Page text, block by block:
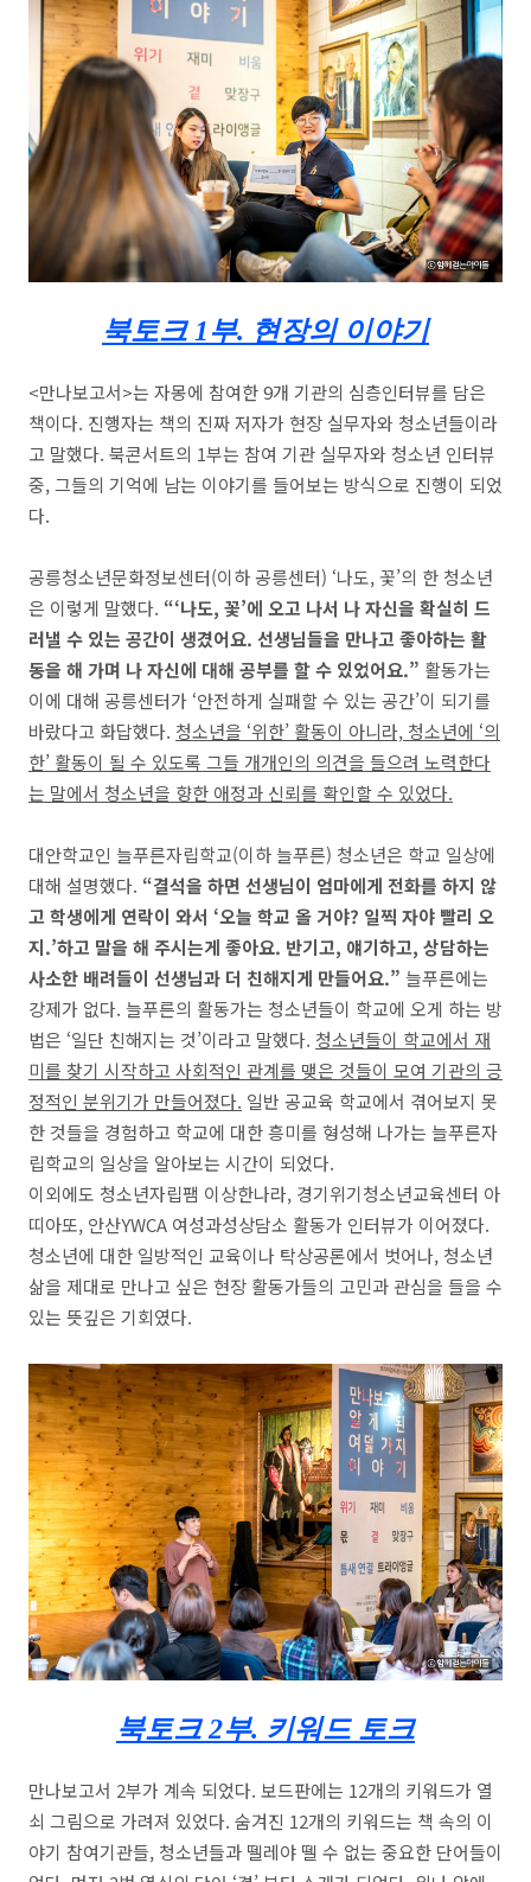
북토크 1부. 현장의 이야기
<만나보고서>는 자몽에 참여한 9개 기관의 심층인터뷰를 담은
책이다. 진행자는 책의 진짜 저자가 현장 실무자와 청소년들이라
고 말했다. 북콘서트의 1부는 참여 기관 실무자와 청소년 인터뷰
중, 그들의 기억에 남는 이야기를 들어보는 방식으로 진행이 되었
다.
공릉청소년문화정보센터(이하 공릉센터) ‘나도, 꽃’의 한 청소년
은 이렇게 말했다. “‘나도, 꽃’에 오고 나서 나 자신을 확실히 드
러낼 수 있는 공간이 생겼어요. 선생님들을 만나고 좋아하는 활
동을 해 가며 나 자신에 대해 공부를 할 수 있었어요.” 활동가는
이에 대해 공릉센터가 ‘안전하게 실패할 수 있는 공간’이 되기를
바랐다고 화답했다. 청소년을 ‘위한’ 활동이 아니라, 청소년에 ‘의
한’ 활동이 될 수 있도록 그들 개개인의 의견을 들으려 노력한다
는 말에서 청소년을 향한 애정과 신뢰를 확인할 수 있었다.
대안학교인 늘푸른자립학교(이하 늘푸른) 청소년은 학교 일상에
대해 설명했다. “결석을 하면 선생님이 엄마에게 전화를 하지 않
고 학생에게 연락이 와서 ‘오늘 학교 올 거야? 일찍 자야 빨리 오
지.’하고 말을 해 주시는게 좋아요. 반기고, 얘기하고, 상담하는
사소한 배려들이 선생님과 더 친해지게 만들어요.” 늘푸른에는
강제가 없다. 늘푸른의 활동가는 청소년들이 학교에 오게 하는 방
법은 ‘일단 친해지는 것’이라고 말했다. 청소년들이 학교에서 재
미를 찾기 시작하고 사회적인 관계를 맺은 것들이 모여 기관의 긍
정적인 분위기가 만들어졌다. 일반 공교육 학교에서 겪어보지 못
한 것들을 경험하고 학교에 대한 흥미를 형성해 나가는 늘푸른자
립학교의 일상을 알아보는 시간이 되었다.
이외에도 청소년자립팸 이상한나라, 경기위기청소년교육센터 아
띠아또, 안산YWCA 여성과성상담소 활동가 인터뷰가 이어졌다.
청소년에 대한 일방적인 교육이나 탁상공론에서 벗어나, 청소년
삶을 제대로 만나고 싶은 현장 활동가들의 고민과 관심을 들을 수
있는 뜻깊은 기회였다.
북토크2부. 키워드 토크
만나보고서 2부가 계속 되었다. 보드판에는 12개의 키워드가 열
쇠 그림으로 가려져 있었다. 숨겨진 12개의 키워드는 책 속의 이
야기 참여기관들, 청소년들과 뗄레야 뗄 수 없는 중요한 단어들이